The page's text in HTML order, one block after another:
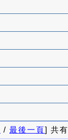
/ 最後一頁] 共有